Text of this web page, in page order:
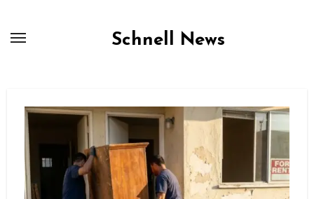
Schnell News